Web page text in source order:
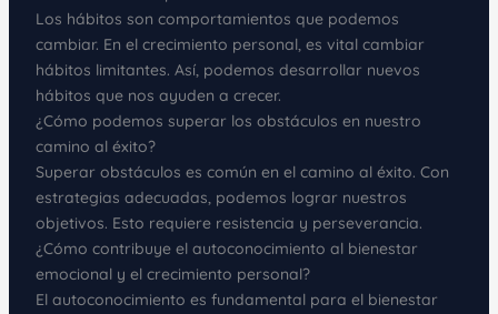
Los hábitos son comportamientos que podemos
cambiar. En el crecimiento personal, es vital cambiar
hábitos limitantes. Así, podemos desarrollar nuevos
hábitos que nos ayuden a crecer.
¿Cómo podemos superar los obstáculos en nuestro
camino al éxito?
Superar obstáculos es común en el camino al éxito. Con
estrategias adecuadas, podemos lograr nuestros
objetivos. Esto requiere resistencia y perseverancia.
¿Cómo contribuye el autoconocimiento al bienestar
emocional y el crecimiento personal?
El autoconocimiento es fundamental para el bienestar